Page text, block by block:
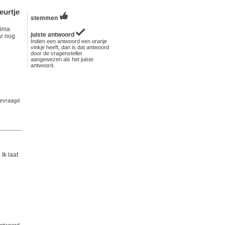
nog
Ik laat
stemmen
juiste antwoord
Indien een antwoord een oranje
vinkje heeft, dan is dat antwoord
door de vragensteller
aangewezen als het juiste
antwoord.